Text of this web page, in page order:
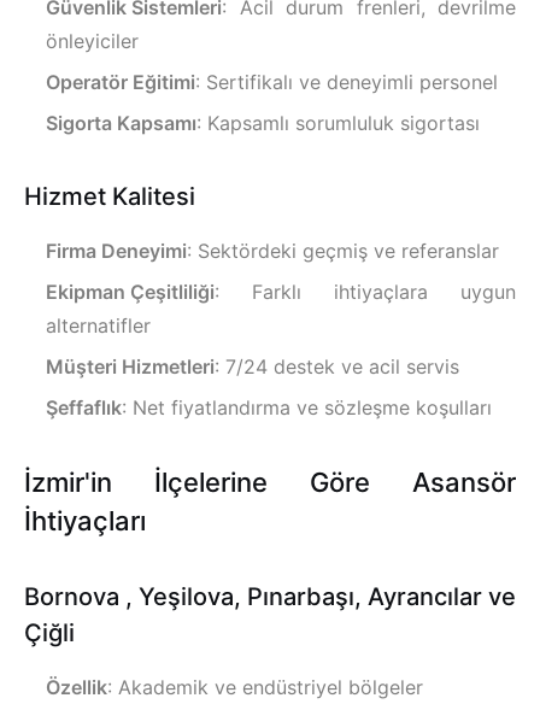
Güvenlik Sistemleri: Acil durum frenleri, devrilme
önleyiciler
Operatör Eğitimi: Sertifikalı ve deneyimli personel
Sigorta Kapsamı: Kapsamlı sorumluluk sigortası
Hizmet Kalitesi
Firma Deneyimi: Sektördeki geçmiş ve referanslar
Ekipman Çeşitliliği: Farklı ihtiyaçlara uygun
alternatifler
Müşteri Hizmetleri: 7/24 destek ve acil servis
Şeffaflık: Net fiyatlandırma ve sözleşme koşulları
İzmir'in İlçelerine Göre Asansör
İhtiyaçları
Bornova , Yeşilova, Pınarbaşı, Ayrancılar ve
Çiğli
Özellik: Akademik ve endüstriyel bölgeler